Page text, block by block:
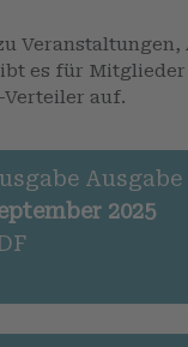
es für
auf.
Ausgabe
2025